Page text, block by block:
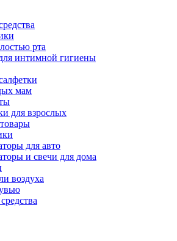
рта
интимной гигиены
мам
для взрослых
для авто
и свечи для дома
воздуха